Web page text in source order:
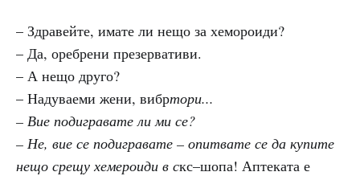
– Здравейте, имате ли нещо за хемороиди?
– Да, оребрени презервативи.
– А нещо друго?
– Надуваеми жени, вибртори...
– Вие подигравате ли ми се?
– Не, вие се подигравате – опитвате се да купите
нещо срещу хемероиди в скс–шопа! Аптеката е